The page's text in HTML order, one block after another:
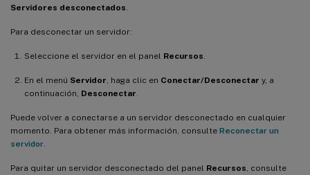
Servidores desconectados
Para desconectar un servidor:
Seleccione el servidor en el panel Recursos
En el menú Servidor , haga clic en Conectar/Desconectar y, a
continuación, Desconectar
Puede volver a conectarse a un servidor desconectado en cualquier
momento. Para obtener más información, consulte Reconectar un
servidor
Para quitar un servidor desconectado del panel Recursos , consulte